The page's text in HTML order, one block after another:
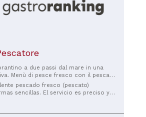
a due passi dal mare in una
Menù di pesce fresco con il pescato
arredato con gusto. La padrona di
pescado fresco (pescato)
sencillas. El servicio es preciso y